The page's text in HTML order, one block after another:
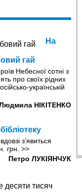
На
гай
Небесної сотні з
про своїх рідних
українській
НІКІТЕНКО
з’явиться
грн. >>
Петро ЛУКІЯНЧУК